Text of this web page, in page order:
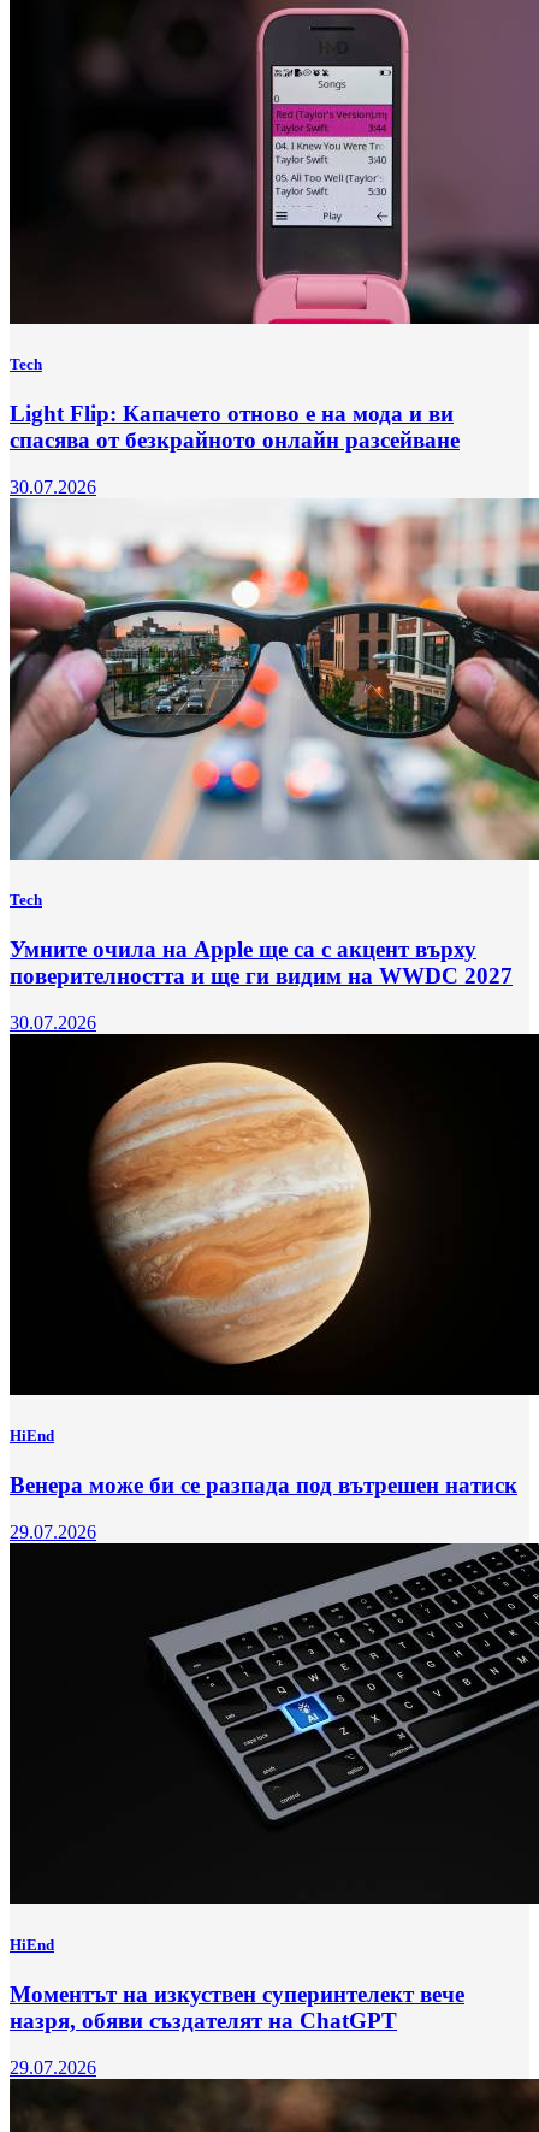
Tech
Light Flip: Капачето отново е на мода и ви
спасява от безкрайното онлайн разсейване
30.07.2026
Tech
Умните очила на Apple ще са с акцент върху
поверителността и ще ги видим на WWDC 2027
30.07.2026
HiEnd
Венера може би се разпада под вътрешен натиск
29.07.2026
HiEnd
Моментът на изкуствен суперинтелект вече
назря, обяви създателят на ChatGPT
29.07.2026